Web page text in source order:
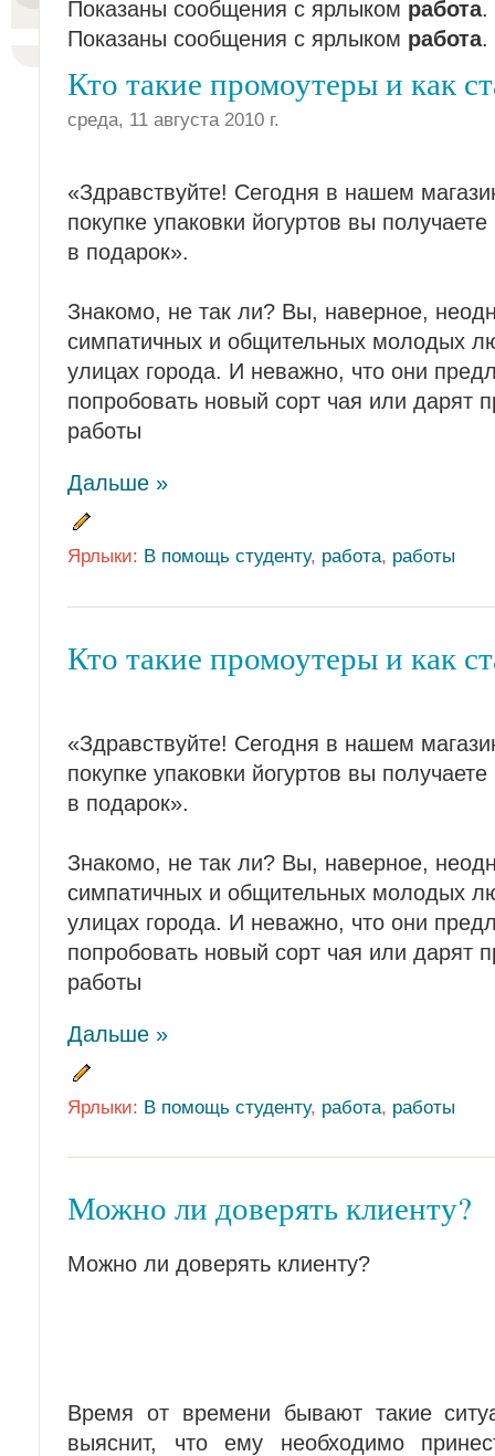
Показаны сообщения с ярлыком работа.
Показаны сообщения с ярлыком работа.
Кто такие промоутеры и как
среда, 11 августа 2010 г.
«Здравствуйте! Сегодня в нашем
покупке упаковки йогуртов вы
в подарок».
Знакомо, не так ли? Вы, наверное,
симпатичных и общительных молодых
улицах города. И неважно, что они
попробовать новый сорт чая или дарят
работы
Дальше »
Ярлыки: В помощь студенту, работа, работы
Кто такие промоутеры и как
«Здравствуйте! Сегодня в нашем
покупке упаковки йогуртов вы
в подарок».
Знакомо, не так ли? Вы, наверное,
симпатичных и общительных молодых
улицах города. И неважно, что они
попробовать новый сорт чая или дарят
работы
Дальше »
Ярлыки: В помощь студенту, работа, работы
Можно ли доверять клиенту?
Можно ли доверять клиенту?
Время от времени бывают такие
выяснит, что ему необходимо